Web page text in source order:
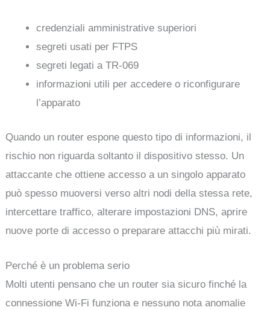
credenziali amministrative superiori
segreti usati per FTPS
segreti legati a TR-069
informazioni utili per accedere o riconfigurare
l’apparato
Quando un router espone questo tipo di informazioni, il
rischio non riguarda soltanto il dispositivo stesso. Un
attaccante che ottiene accesso a un singolo apparato
può spesso muoversi verso altri nodi della stessa rete,
intercettare traffico, alterare impostazioni DNS, aprire
nuove porte di accesso o preparare attacchi più mirati.
Perché è un problema serio
Molti utenti pensano che un router sia sicuro finché la
connessione Wi‑Fi funziona e nessuno nota anomalie